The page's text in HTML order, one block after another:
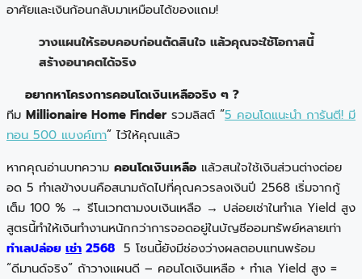
อาศัยและเงินก้อนกลับมาเหมือนได้ของแถม!
วางแผนให้รอบคอบก่อนตัดสินใจ แล้วคุณจะใช้โอกาสนี้
สร้างอนาคตได้จริง
อยากหาโครงการคอนโดเงินเหลือจริง ๆ ?
ทีม Millionaire Home Finderรวมลิสต์ “5 คอนโดแนะนำ การันตี! มี
ทอน 500 แบงค์เทา” ไว้ให้คุณแล้ว
หากคุณอ่านบทความ คอนโดเงินเหลือ แล้วสนใจใช้เงินส่วนต่างต่อย
อด 5 ทำเลข้างบนคือสนามถัดไปที่คุณควรลงเงินปี 2568 เริ่มจากกู้
เต็ม 100 % → รีโนเวทตามงบเงินเหลือ → ปล่อยเช่าในทำเล Yield สูง
สูตรนี้ทำให้เงินทำงานหนักกว่าการจอดอยู่ในบัญชีออมทรัพย์หลายเท่า
ทำเลปล่อย เช่า 2568 5 โซนนี้ยังมีช่องว่างผลตอบแทนพร้อม
“ดีมานด์จริง” ถ้าวางแผนดี – คอนโดเงินเหลือ + ทำเล Yield สูง =